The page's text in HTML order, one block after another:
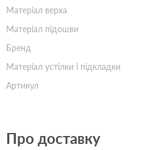
Матеріал верха
Матеріал підошви
Бренд
Матеріал устілки і підкладки
Артикул
Про доставку